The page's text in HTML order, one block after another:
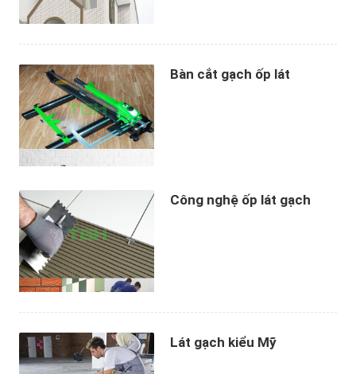
Bàn cắt gạch ốp lát
Công nghệ ốp lát gạch
Lát gạch kiểu Mỹ